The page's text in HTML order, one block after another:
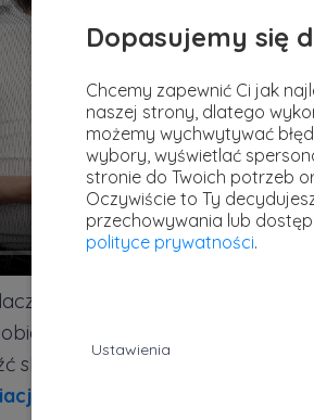
niektóre sytuacje eskalują
A może chcesz lepiej
skuteczne sposoby na
i zarządzanie konfliktem w
Dopasujemy się
Chcemy zapewnić Ci jak
naszej strony, dlatego
możemy wychwytywać
wybory, wyświetlać
stronie do Twoich potrzeb
Oczywiście to Ty
przechowywania lub
polityce prywatności.
Ustawienia